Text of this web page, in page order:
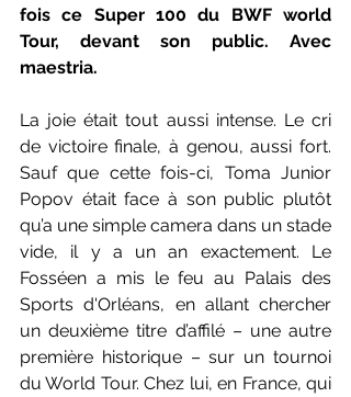
fois ce Super 100 du BWF world
Tour, devant son public. Avec
maestria.
La joie était tout aussi intense. Le cri
de victoire finale, à genou, aussi fort.
Sauf que cette fois-ci, Toma Junior
Popov était face à son public plutôt
qu’a une simple camera dans un stade
vide, il y a un an exactement. Le
Fosséen a mis le feu au Palais des
Sports d'Orléans, en allant chercher
un deuxième titre d’affilé – une autre
première historique – sur un tournoi
du World Tour. Chez lui, en France, qui